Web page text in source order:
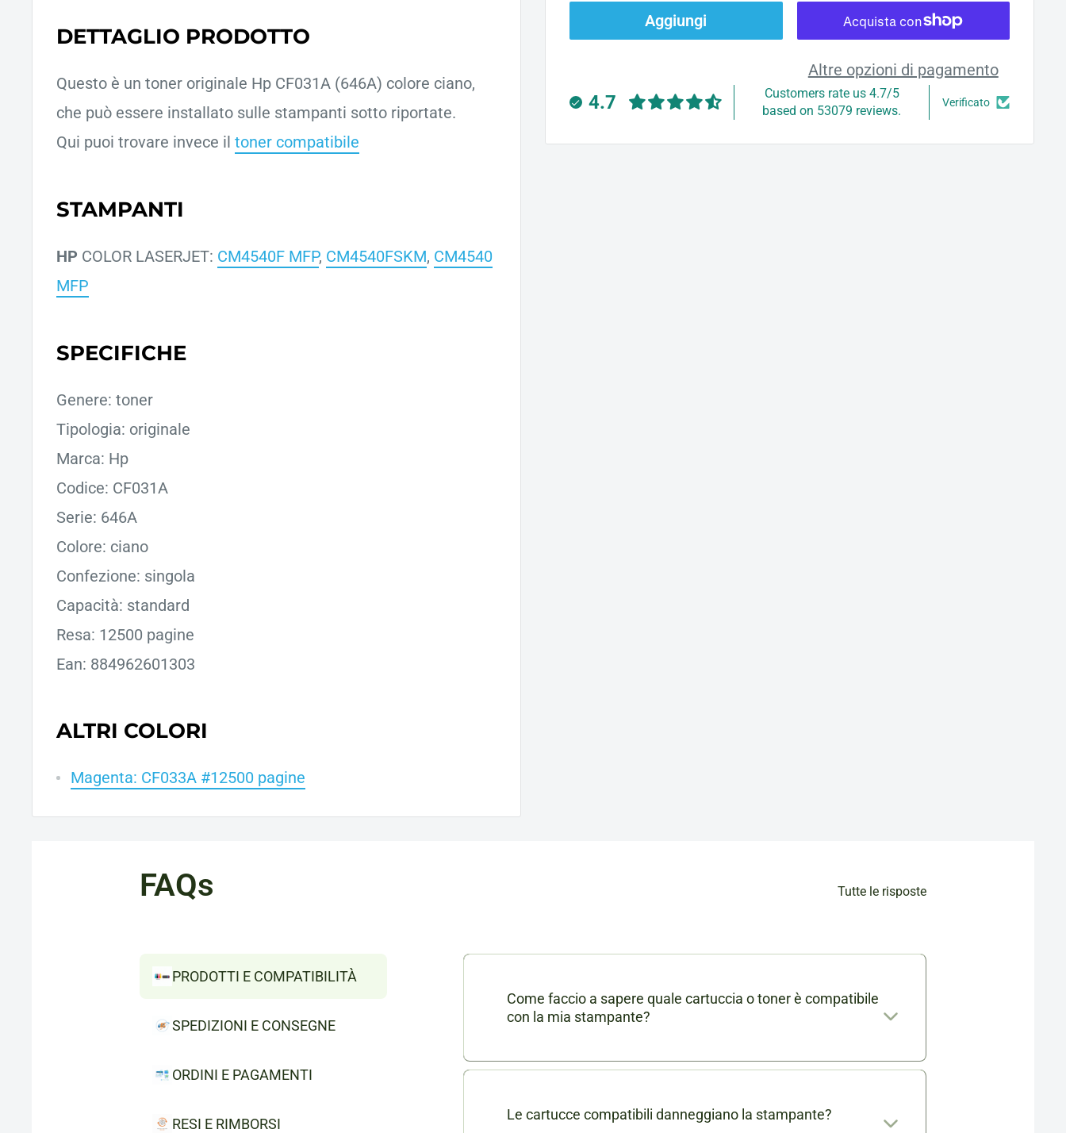
Aggiungi
Altre opzioni di pagamento
4.7
Customers rate us 4.7/5
based on 53079 reviews.
Verificato
DETTAGLIO PRODOTTO
Questo è un toner originale Hp CF031A (646A) colore ciano,
che può essere installato sulle stampanti sotto riportate.
Qui puoi trovare invece il toner compatibile
STAMPANTI
HP COLOR LASERJET: CM4540F MFP, CM4540FSKM, CM4540
MFP
SPECIFICHE
Genere: toner
Tipologia: originale
Marca: Hp
Codice: CF031A
Serie: 646A
Colore: ciano
Confezione: singola
Capacità: standard
Resa: 12500 pagine
Ean: 884962601303
ALTRI COLORI
Magenta: CF033A #12500 pagine
FAQs Tutte le risposte
PRODOTTI E COMPATIBILITÀ
SPEDIZIONI E CONSEGNE
ORDINI E PAGAMENTI
RESI E RIMBORSI
Come faccio a sapere quale cartuccia o toner è compatibile
con la mia stampante?
Nella scheda di ogni prodotto consumabile trovi l'elenco completo
puoi contattarci in chat o via mail a info@cartucciaperfetta.it
Le cartucce compatibili danneggiano la stampante?